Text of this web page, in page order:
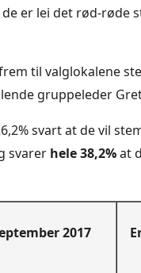
er lei det rød-røde
til valglokalene
gruppeleder
svart at de vil
svarer hele 38,2%at
2017